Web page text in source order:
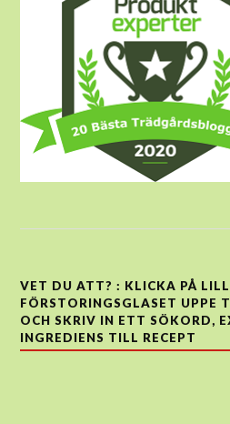
VET DU ATT? : KLICKA PÅ
FÖRSTORINGSGLASET UPPE
OCH SKRIV IN ETT SÖKORD,
INGREDIENS TILL RECEPT